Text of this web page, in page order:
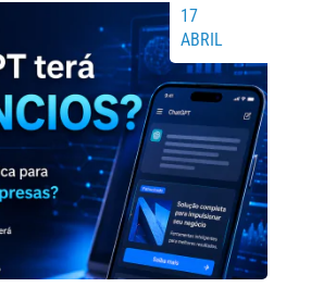
17
ABRIL